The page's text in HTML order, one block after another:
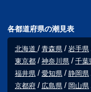
各都道府県の潮見表
北海道 青森県 岩手県
東京都
神奈川県 千葉
福井県
愛知県 静岡県
京都府
広島県 岡山県